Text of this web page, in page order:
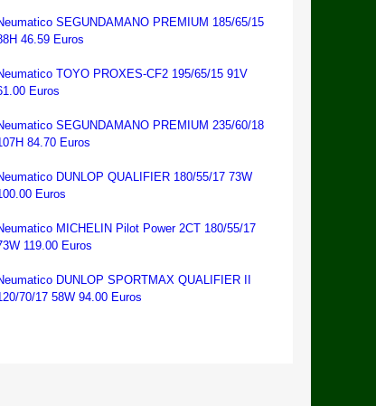
SEGUNDAMANO PREMIUM 185/65/15
46.59 Euros
TOYO PROXES-CF2 195/65/15 91V
Euros
SEGUNDAMANO PREMIUM 235/60/18
84.70 Euros
DUNLOP QUALIFIER 180/55/17 73W
Euros
MICHELIN Pilot Power 2CT 180/55/17
119.00 Euros
DUNLOP SPORTMAX QUALIFIER II
70/17 58W 94.00 Euros